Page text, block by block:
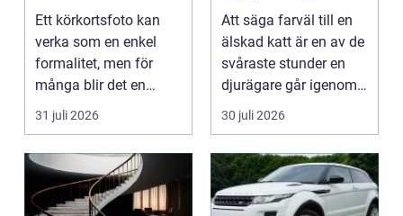
alltid blir godkänt
Ett körkortsfoto kan
verka som en enkel
formalitet, men för
många blir det en
oväntad källa till str...
31 juli 2026
trygg
Att säga farväl till en
älskad katt är en av de
svåraste stunder en
djurägare går igenom.
Beslutet o...
30 juli 2026